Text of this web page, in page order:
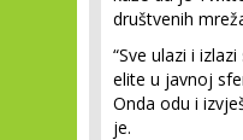
društvenih
“Sve ulazi i
elite u javnoj
Onda odu i
je.